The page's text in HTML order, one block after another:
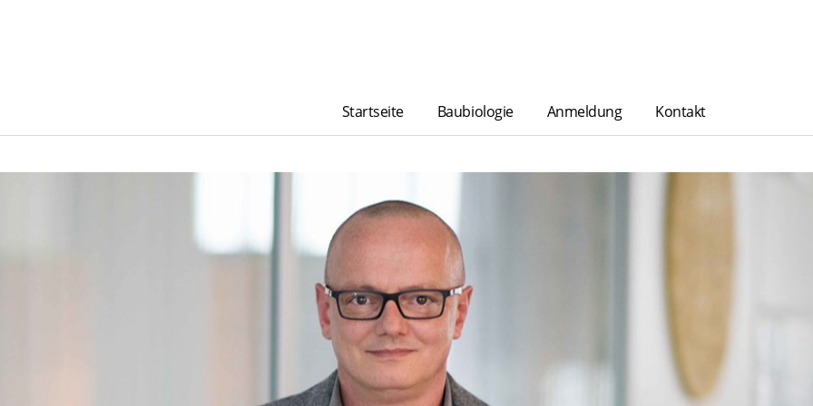
Startseite Baubiologie Anmeldung Kontakt